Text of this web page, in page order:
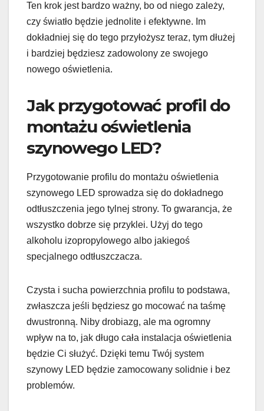
Ten krok jest bardzo ważny, bo od niego zależy,
czy światło będzie jednolite i efektywne. Im
dokładniej się do tego przyłożysz teraz, tym dłużej
i bardziej będziesz zadowolony ze swojego
nowego oświetlenia.
Jak przygotować profil do
montażu oświetlenia
szynowego LED?
Przygotowanie profilu do montażu oświetlenia
szynowego LED sprowadza się do dokładnego
odtłuszczenia jego tylnej strony. To gwarancja, że
wszystko dobrze się przyklei. Użyj do tego
alkoholu izopropylowego albo jakiegoś
specjalnego odtłuszczacza.
Czysta i sucha powierzchnia profilu to podstawa,
zwłaszcza jeśli będziesz go mocować na taśmę
dwustronną. Niby drobiazg, ale ma ogromny
wpływ na to, jak długo cała instalacja oświetlenia
będzie Ci służyć. Dzięki temu Twój system
szynowy LED będzie zamocowany solidnie i bez
problemów.